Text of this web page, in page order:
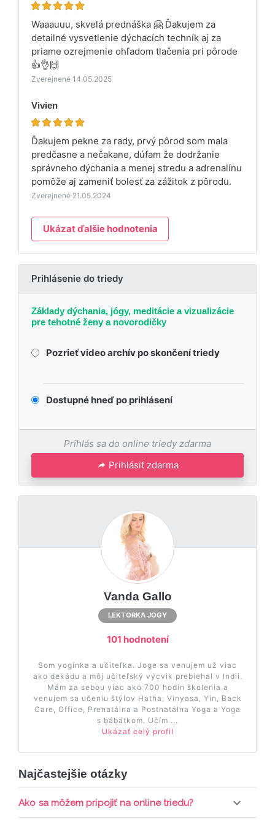
Waaauuu, skvelá prednáška 🤗 Ďakujem za
detailné vysvetlenie dýchacích techník aj za
priame ozrejmenie ohľadom tlačenia pri pôrode
👍👌🙌
Zverejnené 14.05.2025
Vivien
Ďakujem pekne za rady, prvý pôrod som mala
predčasne a nečakane, dúfam že dodržanie
správneho dýchania a menej stredu a adrenalínu
pomôže aj zameniť bolesť za zážitok z pôrodu.
Zverejnené 21.05.2024
Ukázat ďalšie hodnotenia
Prihlásenie do triedy
Základy dýchania, jógy, meditácie a vizualizácie
pre tehotné ženy a novorodičky
Pozrieť video archív po skončení triedy
Dostupné hneď po prihlásení
Prihlás sa do online triedy zdarma
Prihlásiť zdarma
Vanda Gallo
LEKTORKA JOGY
101 hodnotení
Som yogínka a učiteľka. Joge sa venujem už viac
ako dekádu a môj učiteľský výcvik prebiehal v Indii.
Mám za sebou viac ako 700 hodín školenia a
venujem sa učeniu štýlov Hatha, Vinyasa, Yin, Back
Care, Office, Prenatálna a Postnatálna Yoga a Yoga
s bábätkom. Učím ...
Ukázať celý profil
Najčastejšie otázky
Ako sa môžem pripojiť na online triedu?